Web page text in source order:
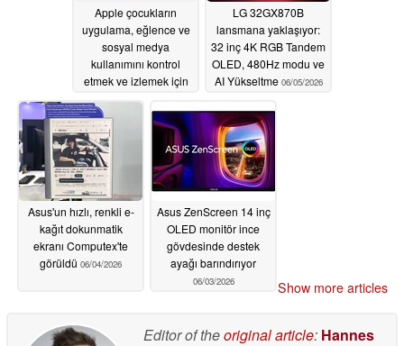
Apple çocukların
uygulama, eğlence ve
sosyal medya
kullanımını kontrol
etmek ve izlemek için
kontrollerini duyurdu
LG 32GX870B
lansmana yaklaşıyor:
32 inç 4K RGB Tandem
OLED, 480Hz modu ve
AI Yükseltme 06/05/2026
Asus'un hızlı, renkli e-
kağıt dokunmatik
ekranı Computex'te
görüldü 06/04/2026
Asus ZenScreen 14 inç
OLED monitör ince
gövdesinde destek
ayağı barındırıyor
06/03/2026 Show more articles
Editor of theoriginal article: Hannes